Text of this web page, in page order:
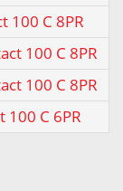
100 C 8PR
100 C 8PR
100 C 8PR
100 C 6PR